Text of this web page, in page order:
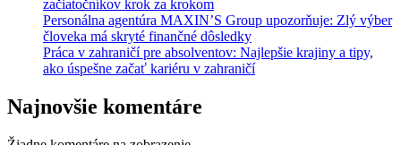
začiatočníkov krok za krokom
Personálna agentúra MAXIN’S Group upozorňuje: Zlý výber
človeka má skryté finančné dôsledky
Práca v zahraničí pre absolventov: Najlepšie krajiny a tipy,
ako úspešne začať kariéru v zahraničí
Najnovšie komentáre